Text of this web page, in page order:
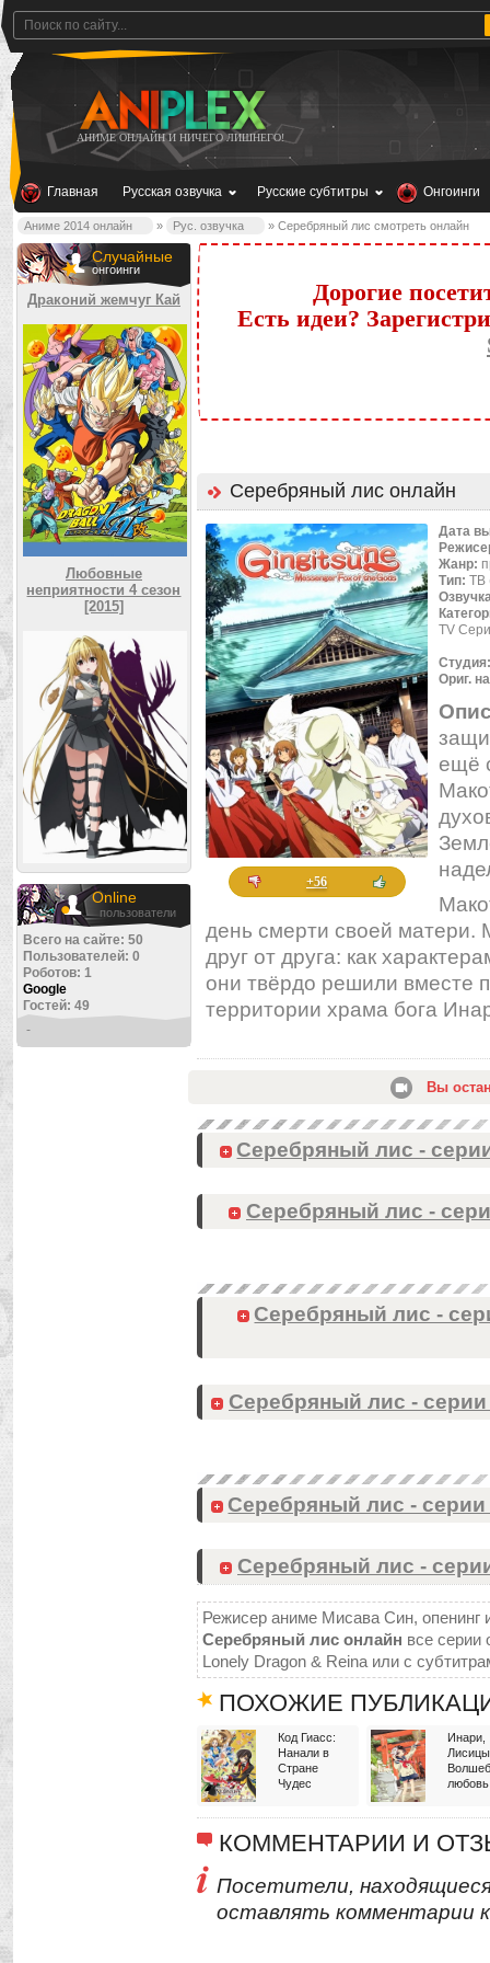
АНИМЕ ОНЛАЙН И НИЧЕГО ЛИШНЕГО!
Главная Русская озвучка Русские субтитры Онгоинги
Аниме 2014 онлайн » Рус. озвучка » Серебряный лис смотреть онлайн
Случайные
онгоинги
Драконий жемчуг Кай
Любовные
неприятности 4 сезон
[2015]
Online
пользователи
Всего на сайте: 50
Пользователей: 0
Роботов: 1
Google
Гостей: 49
-
Дорогие
Есть идеи?
Серебряный лис онлайн
+56
Дата
Жанр:
Тип: ТВ
TV
Ориг.
ещё
день смерти своей матери.
друг от друга: как
они твёрдо решили вместе
территории храма бога
Вы
Серебряный лис -
Серебряный лис -
Серебряный лис -
Серебряный лис - серии
Серебряный лис - серии
Серебряный лис -
Режисер аниме Мисава Син, опенинг
Серебряный лис онлайн все серии
Lonely Dragon & Reina или с
ПОХОЖИЕ
Код Гиасс:
Нанали в
Стране
Чудес
Инари,
КОММЕНТАРИИ И
Посетители,
оставлять комментарии